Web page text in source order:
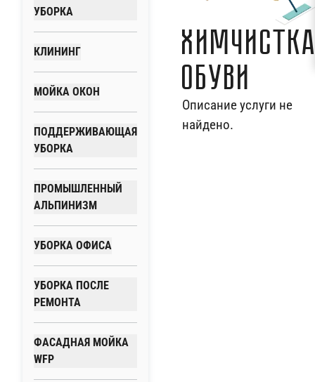
УБОРКА
КЛИНИНГ
МОЙКА ОКОН
ПОДДЕРЖИВАЮЩАЯ
УБОРКА
ПРОМЫШЛЕННЫЙ
АЛЬПИНИЗМ
УБОРКА ОФИСА
УБОРКА ПОСЛЕ
РЕМОНТА
ФАСАДНАЯ МОЙКА
WFP
обуви
Описание услуги не
найдено.